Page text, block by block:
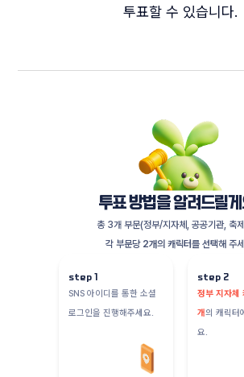
투표할 수 있습니다.
투표 방법을 알려드릴
총 3개 부문(정부/지자체, 공공기관, 축
각 부문당 2개의 캐릭터를 선택해 주
step 1
SNS 아이디를 통한 소셜
로그인을 진행해주세요.
step 2
정부 지자체
개의 캐릭터
요.